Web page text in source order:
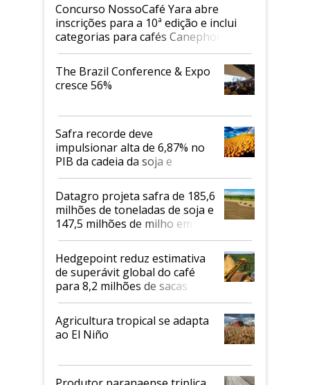
Concurso NossoCafé Yara abre
inscrições para a 10ª edição e inclui
categorias para cafés Canephora
The Brazil Conference & Expo
cresce 56%
Safra recorde deve
impulsionar alta de 6,87% no
PIB da cadeia da soja e
biodiesel em 2026
Datagro projeta safra de 185,6
milhões de toneladas de soja e
147,5 milhões de milho em
2026/27
Hedgepoint reduz estimativa
de superávit global do café
para 8,2 milhões de sacas
Agricultura tropical se adapta
ao El Niño